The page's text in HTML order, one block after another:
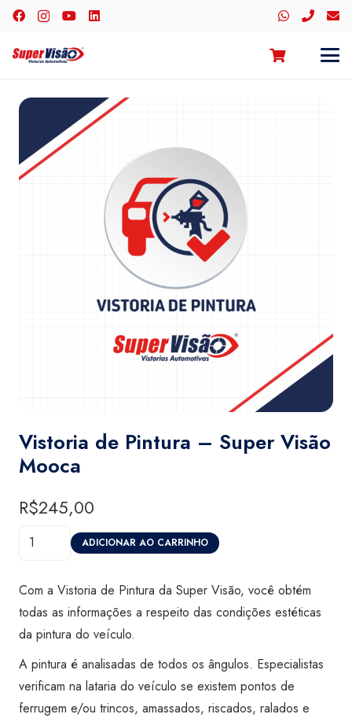
Vistoria de Pintura – Super Visão
Mooca
R$245,00
Vistoria
Super
Visão
Mooca
quantidade
ADICIONAR AO CARRINHO
Com a Vistoria de Pintura da Super Visão, você obtém
todas as informações a respeito das condições estéticas
da pintura do veículo.
A pintura é analisadas de todos os ângulos. Especialistas
verificam na lataria do veículo se existem pontos de
ferrugem e/ou trincos, amassados, riscados, ralados e